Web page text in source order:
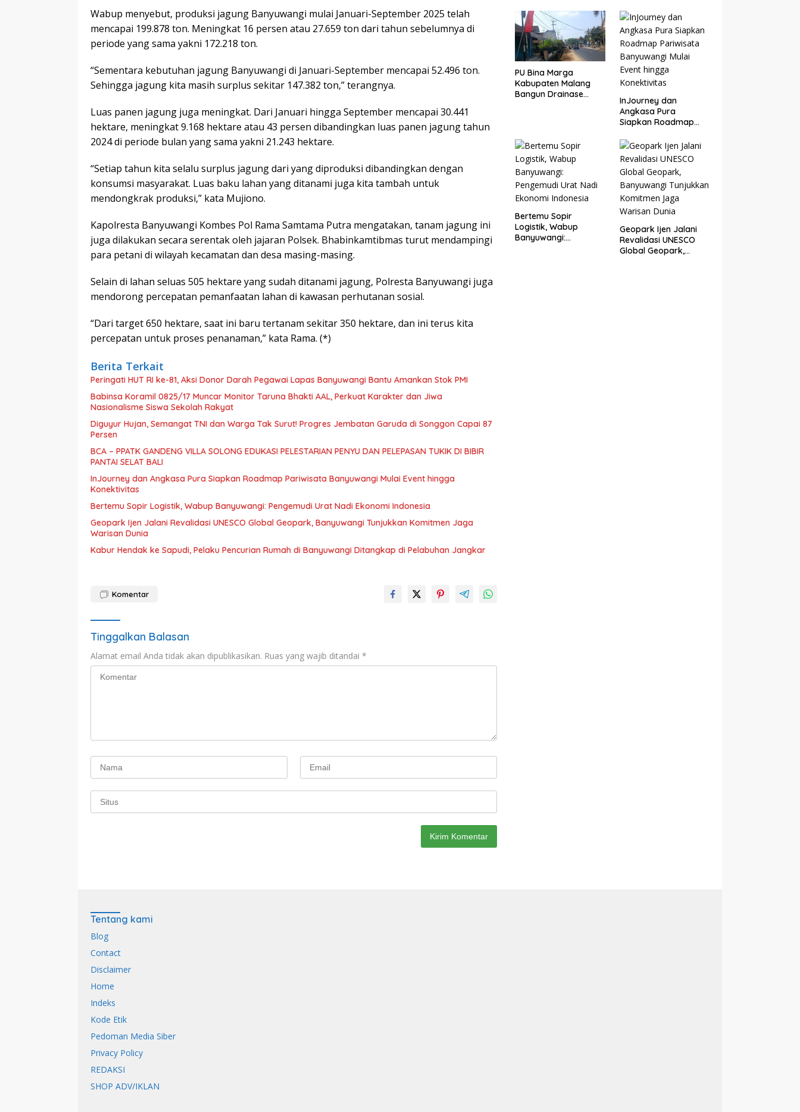
Wabup menyebut, produksi jagung Banyuwangi mulai Januari-September 2025 telah
mencapai 199.878 ton. Meningkat 16 persen atau 27.659 ton dari tahun sebelumnya di
periode yang sama yakni 172.218 ton.
“Sementara kebutuhan jagung Banyuwangi di Januari-September mencapai 52.496 ton.
Sehingga jagung kita masih surplus sekitar 147.382 ton,” terangnya.
Luas panen jagung juga meningkat. Dari Januari hingga September mencapai 30.441
hektare, meningkat 9.168 hektare atau 43 persen dibandingkan luas panen jagung tahun
2024 di periode bulan yang sama yakni 21.243 hektare.
“Setiap tahun kita selalu surplus jagung dari yang diproduksi dibandingkan dengan
konsumsi masyarakat. Luas baku lahan yang ditanami juga kita tambah untuk
mendongkrak produksi,” kata Mujiono.
Kapolresta Banyuwangi Kombes Pol Rama Samtama Putra mengatakan, tanam jagung ini
juga dilakukan secara serentak oleh jajaran Polsek. Bhabinkamtibmas turut mendampingi
para petani di wilayah kecamatan dan desa masing-masing.
Selain di lahan seluas 505 hektare yang sudah ditanami jagung, Polresta Banyuwangi juga
mendorong percepatan pemanfaatan lahan di kawasan perhutanan sosial.
“Dari target 650 hektare, saat ini baru tertanam sekitar 350 hektare, dan ini terus kita
percepatan untuk proses penanaman,” kata Rama. (*)
Berita Terkait
Peringati HUT RI ke-81, Aksi Donor Darah Pegawai Lapas Banyuwangi Bantu Amankan Stok PMI
Babinsa Koramil 0825/17 Muncar Monitor Taruna Bhakti AAL, Perkuat Karakter dan Jiwa
Nasionalisme Siswa Sekolah Rakyat
Diguyur Hujan, Semangat TNI dan Warga Tak Surut! Progres Jembatan Garuda di Songgon Capai 87
Persen
BCA – PPATK GANDENG VILLA SOLONG EDUKASI PELESTARIAN PENYU DAN PELEPASAN TUKIK DI BIBIR
PANTAI SELAT BALI
InJourney dan Angkasa Pura Siapkan Roadmap Pariwisata Banyuwangi Mulai Event hingga
Konektivitas
Bertemu Sopir Logistik, Wabup Banyuwangi: Pengemudi Urat Nadi Ekonomi Indonesia
Geopark Ijen Jalani Revalidasi UNESCO Global Geopark, Banyuwangi Tunjukkan Komitmen Jaga
Kabur Hendak ke Sapudi, Pelaku Pencurian Rumah di Banyuwangi Ditangkap di Pelabuhan Jangkar
Komentar
Tinggalkan Balasan
Alamat email Anda tidak akan dipublikasikan. Ruas yang wajib ditandai *
DAN PELEPASAN TUKIK
DI BIBIR PANTAI SELAT
BALI
PU Bina Marga
Kabupaten Malang
Bangun Drainase
InJourney dan
Angkasa Pura
Siapkan Roadmap
Banyuwangi Mulai
Event hingga
Konektivitas
Bertemu Sopir
Logistik, Wabup
Banyuwangi:
Geopark Ijen Jalani
Revalidasi UNESCO
Global Geopark,
Tentang kami
Blog
Contact
Disclaimer
Home
Indeks
Kode Etik
Pedoman Media Siber
Privacy Policy
REDAKSI
SHOP ADV/IKLAN